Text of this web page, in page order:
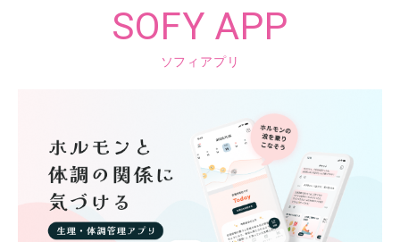
SOFY APP
ソフィアプリ